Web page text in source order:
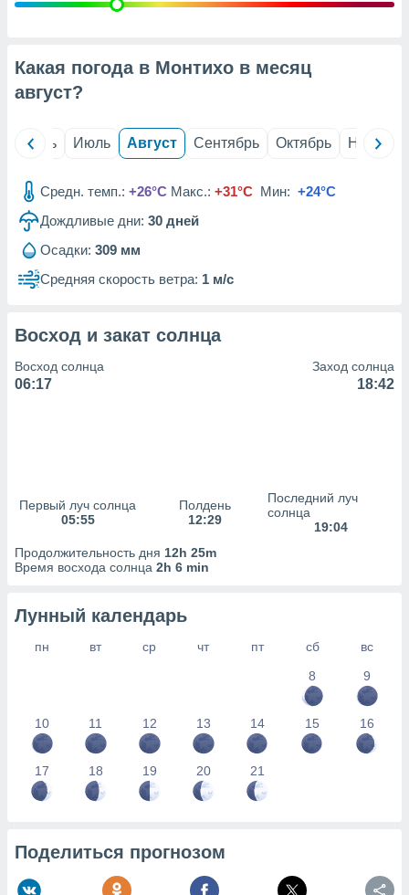
данных
рекламы
сведения
Какая погода в Монтихо в месяц
август?
Июнь Июль Август Сентябрь Октябрь Ноябрь
Средн. темп.: +26°C Макс.: +31°C Мин: +24°C
Дождливые дни: 30 дней
Осадки: 309 мм
Средняя скорость ветра: 1 м/с
Восход и закат солнца
Восход солнца
06:17
Заход солнца
18:42
Первый луч солнца
05:55
Полдень
12:29
Последний луч
солнца
19:04
Продолжительность дня 12h 25m
Время восхода солнца 2h 6 min
Лунный календарь
пн вт ср чт пт сб
вс
8
9
10 11 12 13 14 15 16
17 18 19 20 21
Поделиться прогнозом